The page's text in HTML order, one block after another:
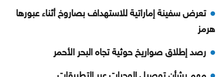
تعرض سفينة إماراتية للاستهداف بصاروخ أثناء عبورها
هرمز
رصد إطلاق صواريخ حوثية تجاه البحر الأحمر
مهم بشأن توصيل الوجبات عبر التطبيقات